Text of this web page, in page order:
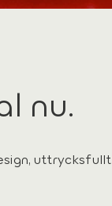
nu.